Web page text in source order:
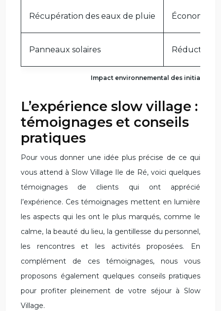
Impact environnemental des initiatives
Récupération des eaux de pluie Économie
Panneaux solaires Réduction
L’expérience slow village :
témoignages et conseils
pratiques
Pour vous donner une idée plus précise de ce qui
vous attend à Slow Village Ile de Ré, voici quelques
témoignages de clients qui ont apprécié
l’expérience. Ces témoignages mettent en lumière
les aspects qui les ont le plus marqués, comme le
calme, la beauté du lieu, la gentillesse du personnel,
les rencontres et les activités proposées. En
complément de ces témoignages, nous vous
proposons également quelques conseils pratiques
pour profiter pleinement de votre séjour à Slow
Village.